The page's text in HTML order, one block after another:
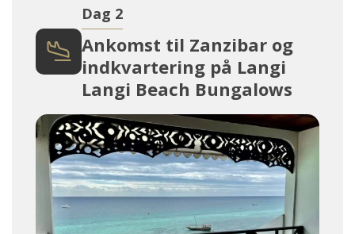
Dag 2
Ankomst til Zanzibar og
indkvartering på Langi
Langi Beach Bungalows